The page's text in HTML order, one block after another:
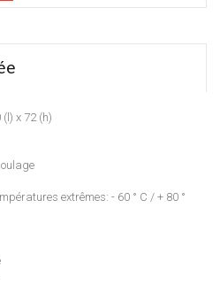
x 72 (h)
extrêmes: - 60 ° C / + 80 °